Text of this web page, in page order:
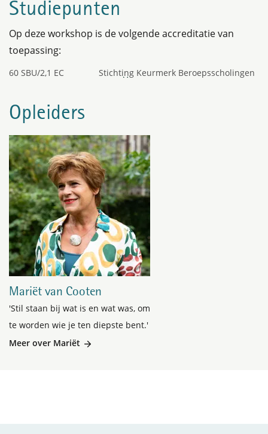
Studiepunten
Op deze workshop is de volgende accreditatie van
toepassing:
60 SBU/2,1 EC
Stichting Keurmerk Beroepsscholingen
Opleiders
Mariët van Cooten
'Stil staan bij wat is en wat was, om
te worden wie je ten diepste bent.'
Meer over Mariët